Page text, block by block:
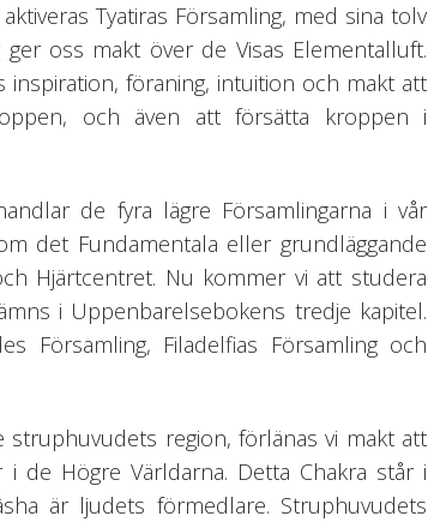
Tyatiras Församling, med sina tolv
oss makt över de Visas Elementalluft.
föraning, intuition och makt att
och även att försätta kroppen i
de fyra lägre Församlingarna i vår
det Fundamentala eller grundläggande
Hjärtcentret. Nu kommer vi att studera
i Uppenbarelsebokens tredje kapitel.
Församling, Filadelfias Församling och
region, förlänas vi makt att
de Högre Världarna. Detta Chakra står i
är ljudets förmedlare. Struphuvudets